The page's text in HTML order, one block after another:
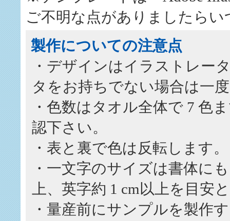
ご不明な点がありましたら
製作についての注意点
・デザインはイラストレー
タをお持ちでない場合は一
・色数はタオル全体で 7 色
認下さい。
・表と裏で色は反転します。
・一文字のサイズは書体に
上、英字約 1 cm以上を目安
・量産前にサンプルを製作